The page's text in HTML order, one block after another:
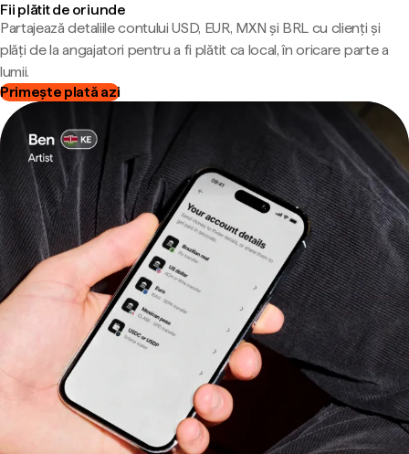
Fii plătit de oriunde
Partajează detaliile contului USD, EUR, MXN și BRL cu clienți și
plăți de la angajatori pentru a fi plătit ca local, în oricare parte a
lumii.
Primește plată azi